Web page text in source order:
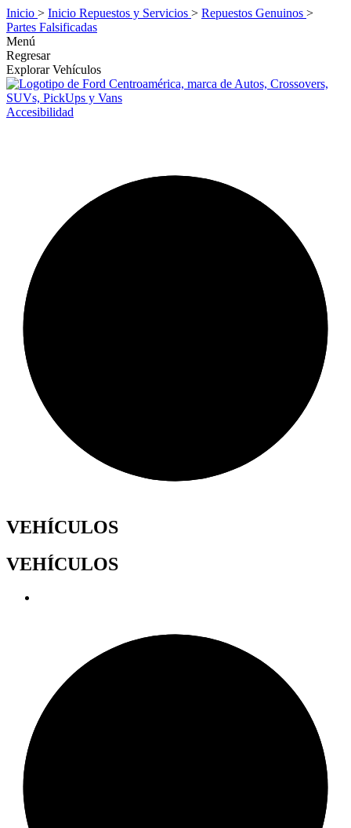
Inicio > Inicio Repuestos y Servicios > Repuestos Genuinos >
Partes Falsificadas
Menú
Regresar
Explorar Vehículos
Accesibilidad
VEHÍCULOS
VEHÍCULOS